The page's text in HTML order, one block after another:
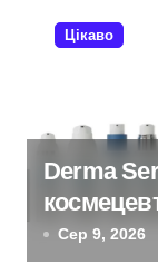
я
а
Цікаво
Derma
шкіри
Сер 9, 2026